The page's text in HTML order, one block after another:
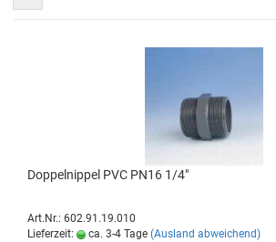
Dop­pel­nip­pel PVC PN16 1/4"
Art.Nr.: 602.91.19.010
Lieferzeit:
ca. 3-4 Tage (Ausland abweichend)